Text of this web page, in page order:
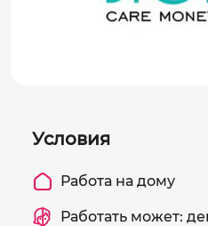
Условия
Работа на дому
Работать может: